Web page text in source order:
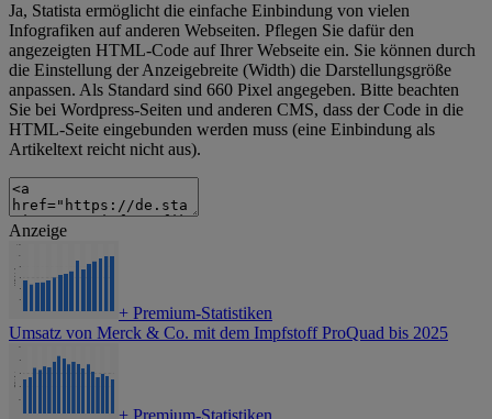
Ja, Statista ermöglicht die einfache Einbindung von vielen
Infografiken auf anderen Webseiten. Pflegen Sie dafür den
angezeigten HTML-Code auf Ihrer Webseite ein. Sie können durch
die Einstellung der Anzeigebreite (Width) die Darstellungsgröße
anpassen. Als Standard sind 660 Pixel angegeben. Bitte beachten
Sie bei Wordpress-Seiten und anderen CMS, dass der Code in die
HTML-Seite eingebunden werden muss (eine Einbindung als
Artikeltext reicht nicht aus).
Anzeige
+ Premium-Statistiken
Umsatz von Merck & Co. mit dem Impfstoff ProQuad bis 2025